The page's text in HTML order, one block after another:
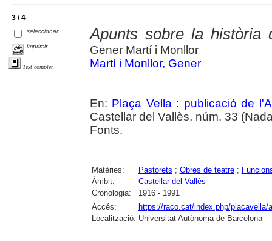
3 / 4
seleccionar
imprimir
Text complet
Apunts sobre la història
Gener Martí i Monllor
Martí i Monllor, Gener
En: Plaça Vella : publicació de
Castellar del Vallès, núm. 33
Fonts.
Matèries: Pastorets ; Obres de teatre;
Àmbit:
Castellar del Vallès
Cronologia:
1916 - 1991
Accés:
https://raco.cat/index.php/placavella/
Localització: Universitat Autònoma de Barcelona